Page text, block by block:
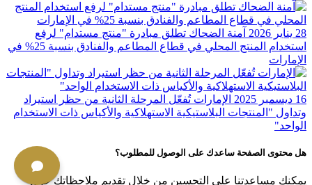
28 يناير 2026
آمنة الضحاك تطلق مبادرة "منتج مستدام" لرفع
استخدام المنتج المحلي في قطاع المطاعم والفنادق بنسبة 25%؜ في
الإمارات
16 ديسمبر 2025
الإمارات تُفعّل المرحلة الثانية من حظر استيراد
وتداول "المنتجات البلاستيكية الاستهلاكية والأكياس ذات الاستخدام
الواحد"
هل محتوى الصفحة ساعدك على الوصول للمطلوب؟
يمكنك مساعدتنا على التحسين من خلال تقديم ملاحظاتك حول